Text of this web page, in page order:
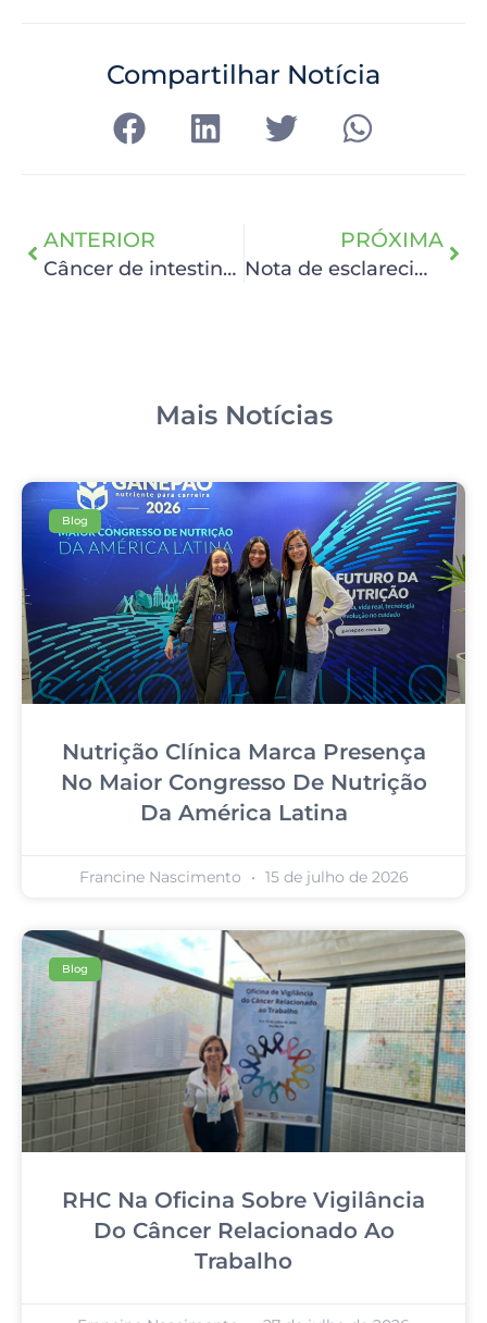
Compartilhar Notícia
ANTERIOR
Câncer de intestino antes dos 50 anos
PRÓXIMA
Nota de esclarecimento 18 de janeiro de 2023
Mais Notícias
Blog
Nutrição Clínica Marca Presença
No Maior Congresso De Nutrição
Da América Latina
Francine Nascimento 15 de julho de 2026
Blog
RHC Na Oficina Sobre Vigilância
Do Câncer Relacionado Ao
Trabalho